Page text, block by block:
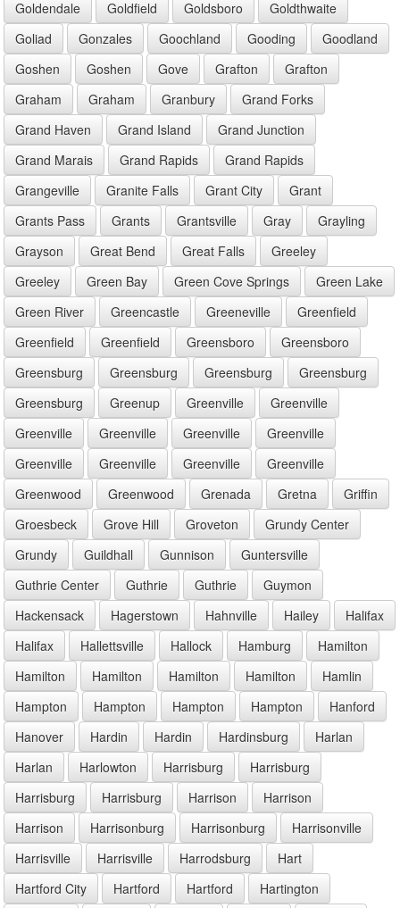
Goldendale
Goldfield Goldsboro
Goldthwaite
Goliad
Gonzales Goochland Gooding
Goodland
Goshen
Goshen Gove Grafton
Grafton
Graham
Graham Granbury
Grand Forks
Grand Haven
Grand Island
Grand Junction
Grand Marais
Grand Rapids
Grand Rapids
Grangeville
Granite Falls Grant City
Grant
Grants Pass
Grants Grantsville Gray
Grayling
Grayson
Great Bend Great Falls
Greeley
Greeley
Green Bay Green Cove Springs
Green Lake
Green River
Greencastle Greeneville
Greenfield
Greenfield
Greenfield Greensboro
Greensboro
Greensburg
Greensburg Greensburg
Greensburg
Greensburg
Greenup Greenville
Greenville
Greenville
Greenville Greenville
Greenville
Greenville
Greenville Greenville
Greenville
Greenwood
Greenwood Grenada Gretna
Griffin
Groesbeck
Grove Hill Groveton
Grundy Center
Grundy
Guildhall Gunnison
Guntersville
Guthrie Center
Guthrie Guthrie
Guymon
Hackensack
Hagerstown Hahnville Hailey
Halifax
Halifax
Hallettsville Hallock Hamburg
Hamilton
Hamilton
Hamilton Hamilton Hamilton
Hamlin
Hampton
Hampton Hampton Hampton
Hanford
Hanover
Hardin Hardin Hardinsburg
Harlan
Harlan
Harlowton Harrisburg
Harrisburg
Harrisburg
Harrisburg Harrison
Harrison
Harrison
Harrisonburg Harrisonburg
Harrisonville
Harrisville
Harrisville Harrodsburg
Hart
Hartford City
Hartford Hartford
Hartington